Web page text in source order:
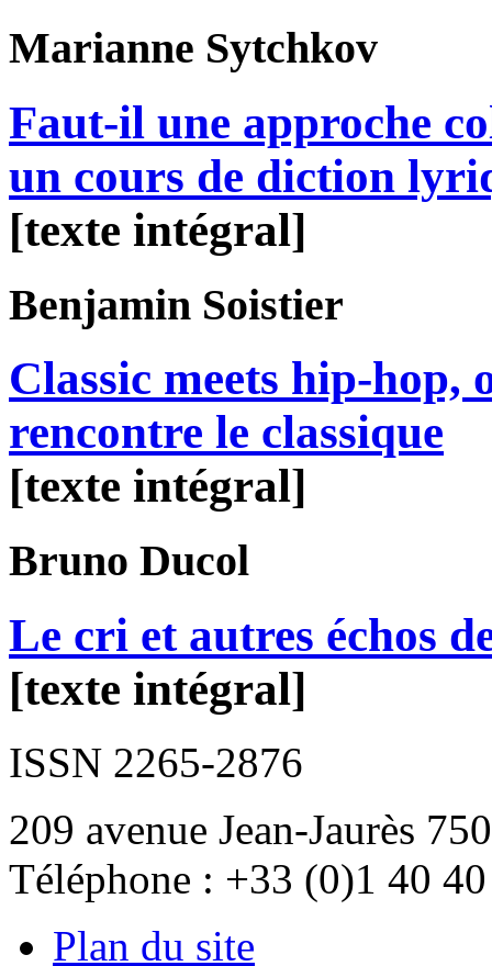
Marianne Sytchkov
Faut-il une approche
un cours de diction
[texte intégral]
Benjamin Soistier
Classic meets hip-hop,
rencontre le classique
[texte intégral]
Bruno Ducol
Le cri et autres échos
[texte intégral]
ISSN 2265-2876
209 avenue Jean-Jaurès
Téléphone : +33 (0)1 40
Plan du site